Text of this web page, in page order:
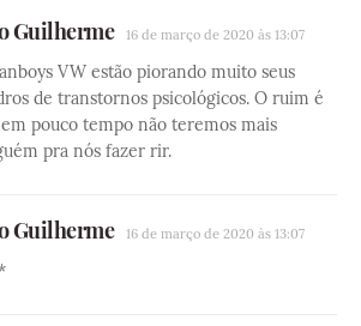
Guilherme 16 de março de 2020 às 13:07
VW estão piorando muito seus
de transtornos psicológicos. O ruim é
pouco tempo não teremos mais
pra nós fazer rir.
Guilherme 16 de março de 2020 às 13:07